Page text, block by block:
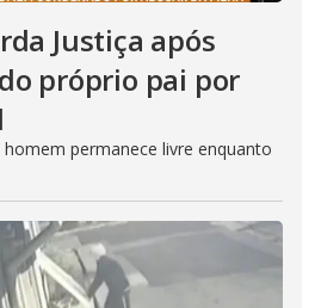
Justiça após
próprio pai por
permanece livre enquanto